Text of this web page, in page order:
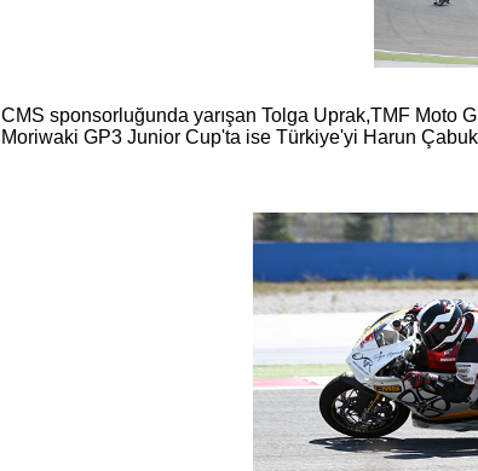
CMS sponsorluğunda yarışan Tolga Uprak,TMF Moto
Moriwaki GP3 Junior Cup'ta ise Türkiye'yi Harun